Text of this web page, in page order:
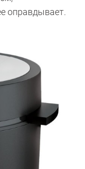
оправдывает.